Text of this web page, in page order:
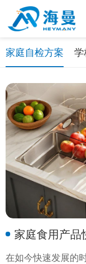
家庭自检方案
家庭食用产品
在如今快速发展的